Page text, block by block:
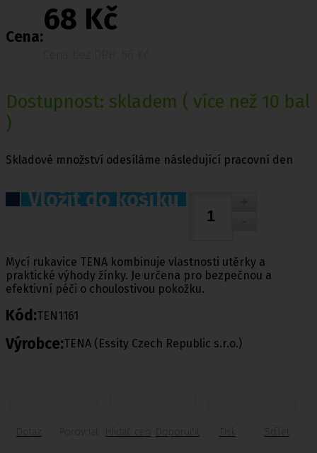
Cena:
68 Kč
Dostupnost: skladem ( více než 10 bal
)
Skladové množství odesíláme následující pracovní den
Vložit do košíku
Mycí rukavice TENA kombinuje vlastnosti utěrky a
praktické výhody žínky. Je určena pro bezpečnou a
efektivní péči o choulostivou pokožku.
Kód:TEN1161
Výrobce:TENA (Essity Czech Republic s.r.o.)
Dotaz Porovnat Doporučit Tisk Sdílet